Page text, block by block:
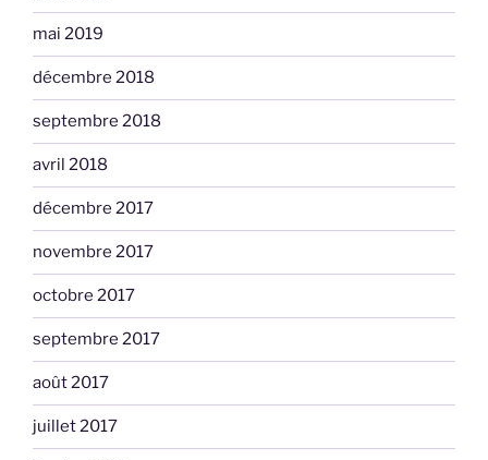
mai 2019
décembre 2018
septembre 2018
avril 2018
décembre 2017
novembre 2017
octobre 2017
septembre 2017
août 2017
juillet 2017